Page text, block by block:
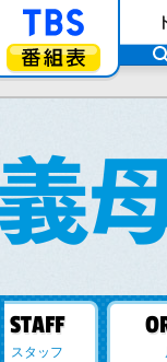
「
番組表
スタッフ
←